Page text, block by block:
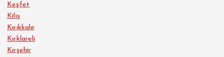
Keşfet
Kilis
Kırıkkale
Kırklareli
Kırşehir